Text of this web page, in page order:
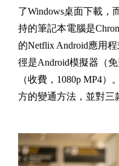
了Windows桌面下載，
持的筆記本電腦是
的Netflix Android應用
徑是Android模擬器（
（收費，1080p MP4
方的變通方法，並對三